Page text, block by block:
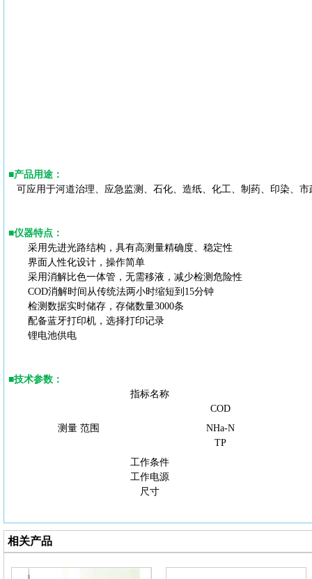
■产品用途 ：
可应用于河道治理、应急监测、石化、造纸、化工、制药、印染、
■仪器特点 ：
采用先进光路结构，具有高测量精确度、稳定性
界面人性化设计，操作简单
采用消解比色一体管，无需移液，减少检测危险性
COD消解时间从传统法两小时缩短到 15分钟
检测数据实时储存，存储数量3000条
配备蓝牙打印机，选择打印记录
锂电池供电
■技术参数 ：
指标名称
COD
测量 范围
NHa-N
TP
工作条件
工作电源
尺寸
相关产品